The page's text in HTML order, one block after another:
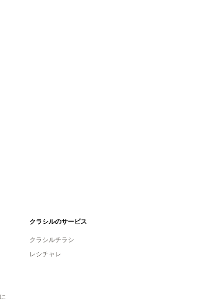
クラシルのサービス
クラシルチラシ
レシチャレ